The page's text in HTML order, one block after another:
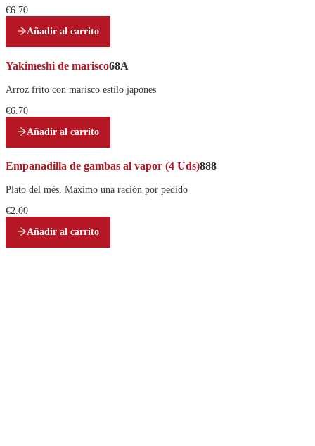
€6.70
Añadir al carrito
Yakimeshi de marisco68A
Arroz frito con marisco estilo japones
€6.70
Añadir al carrito
Empanadilla de gambas al vapor (4 Uds)888
Plato del més. Maximo una ración por pedido
€2.00
Añadir al carrito